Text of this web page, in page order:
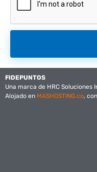
FIDEPUNTOS
Una marca de HRC Soluciones
Alojado en MASHOSTING.co,